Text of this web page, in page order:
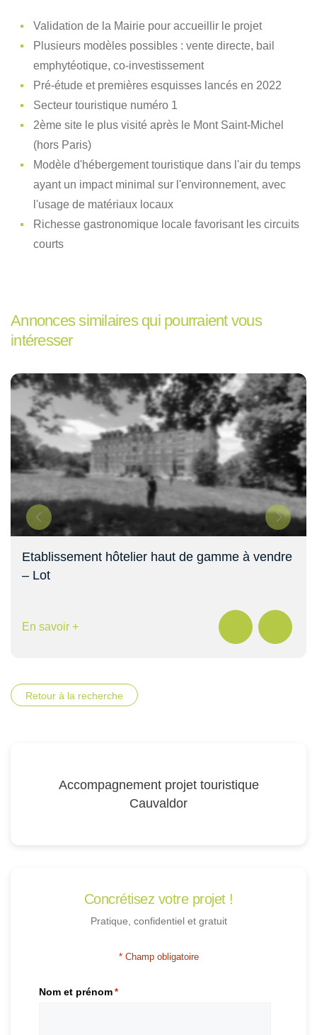
Validation de la Mairie pour accueillir le projet
Plusieurs modèles possibles : vente directe, bail
emphytéotique, co-investissement
Pré-étude et premières esquisses lancés en 2022
Secteur touristique numéro 1
2ème site le plus visité après le Mont Saint-Michel
(hors Paris)
Modèle d'hébergement touristique dans l'air du temps
ayant un impact minimal sur l'environnement, avec
l'usage de matériaux locaux
Richesse gastronomique locale favorisant les circuits
courts
Annonces similaires qui pourraient vous
intéresser
Etablissement hôtelier haut de gamme à vendre
– Lot
En savoir +
Retour à la recherche
Accompagnement projet touristique
Cauvaldor
Concrétisez votre projet !
Pratique, confidentiel et gratuit
* Champ obligatoire
Nom et prénom *